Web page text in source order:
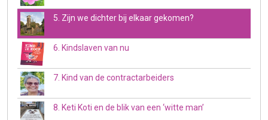
5. Zijn we dichter bij elkaar gekomen?
6. Kindslaven van nu
7. Kind van de contractarbeiders
8. Keti Koti en de blik van een ‘witte man’